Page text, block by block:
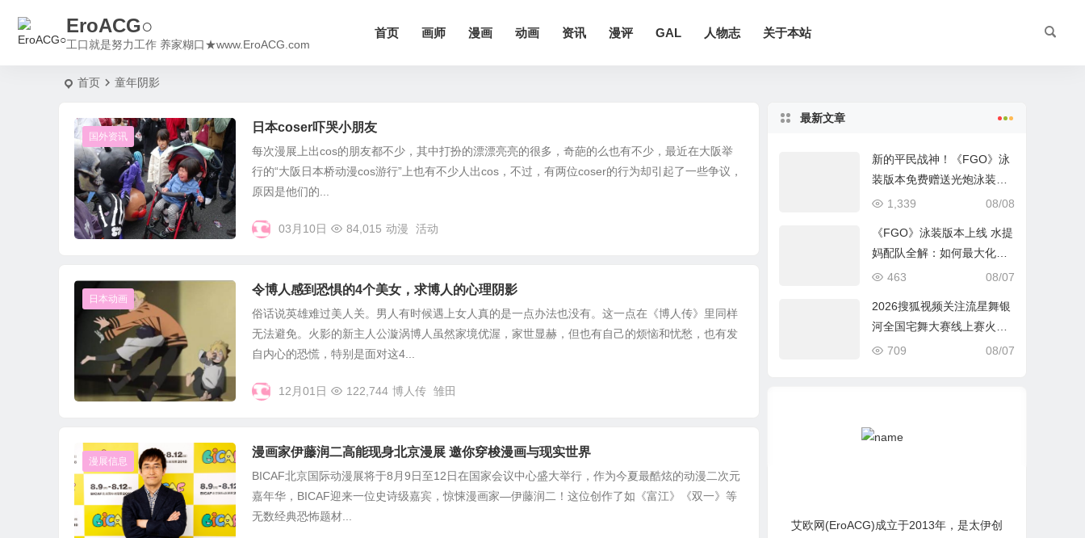
EroACG○
工口就是努力工作 养家糊口★www.EroACG.com
首页 画师 漫画 动画 资讯 漫评 GAL 人物志 关于本站
首页 童年阴影
国外资讯
日本coser吓哭小朋友
每次漫展上出cos的朋友都不少，其中打扮的漂漂亮亮的很多，奇葩的么也有不少，最近在大阪举
行的“大阪日本桥动漫cos游行”上也有不少人出cos，不过，有两位coser的行为却引起了一些争议，
原因是他们的...
03月10日 84,015 动漫 活动
日本动画
令博人感到恐惧的4个美女，求博人的心理阴影
俗话说英雄难过美人关。男人有时候遇上女人真的是一点办法也没有。这一点在《博人传》里同样
无法避免。火影的新主人公漩涡博人虽然家境优渥，家世显赫，但也有自己的烦恼和忧愁，也有发
自内心的恐慌，特别是面对这4...
12月01日 122,744 博人传 雏田
漫展信息
漫画家伊藤润二高能现身北京漫展 邀你穿梭漫画与现实世界
BICAF北京国际动漫展将于8月9日至12日在国家会议中心盛大举行，作为今夏最酷炫的动漫二次元
嘉年华，BICAF迎来一位史诗级嘉宾，惊悚漫画家—伊藤润二！这位创作了如《富江》《双一》等
无数经典恐怖题材...
最新文章
新的平民战神！《FGO》泳
装版本免费赠送光炮泳装呼
延灼解析
08/08
1,339
《FGO》泳装版本上线 水提
妈配队全解：如何最大化暴
击收益？
08/07
463
2026搜狐视频关注流星舞银
河全国宅舞大赛线上赛火热
进行中
08/07
709
艾欧网(EroACG)成立于2013年，是太伊创